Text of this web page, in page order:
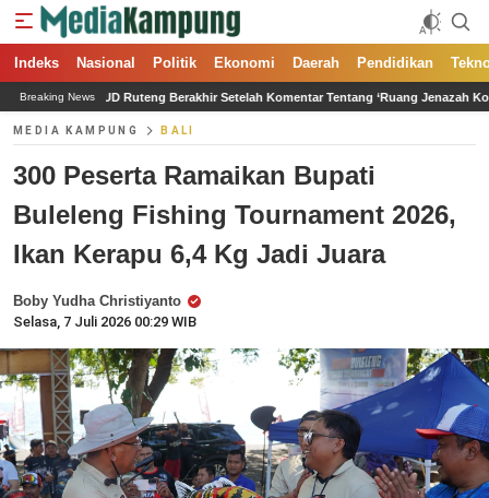
Indeks Nasional Politik Ekonomi Daerah Pendidikan
Breaking NewsSetelah Komentar Tentang ‘Ruang Jenazah Kosong’ Pensiun Bukan
MEDIA KAMPUNG BALI
300 Peserta Ramaikan Bupati
Buleleng Fishing Tournament 2026,
Ikan Kerapu 6,4 Kg Jadi Juara
Boby Yudha Christiyanto
Selasa, 7 Juli 2026 00:29 WIB